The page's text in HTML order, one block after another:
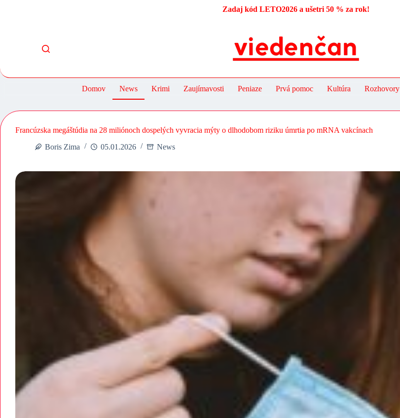
Zadaj kód LETO2026 a ušetri 50 % za rok!
Domov News Krimi Zaujímavosti Peniaze Prvá pomoc Kultúra Rozhovory
Francúzska megáštúdia na 28 miliónoch dospelých vyvracia mýty o dlhodobom riziku úmrtia po mRNA vakcínach
Boris Zima
05.01.2026 News